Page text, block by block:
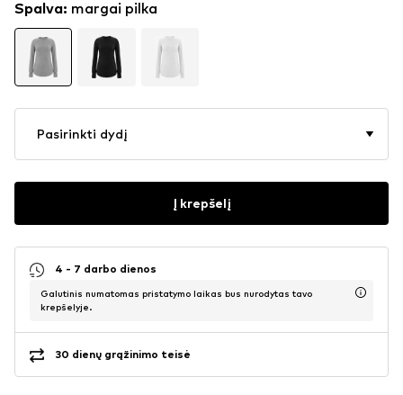
Spalva: margai pilka
Pasirinkti dydį
Į krepšelį
4 - 7 darbo dienos
Galutinis numatomas pristatymo laikas bus nurodytas tavo
krepšelyje.
30 dienų grąžinimo teisė